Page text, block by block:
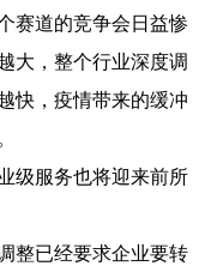
赛道的竞争会日益惨
大，整个行业深度调
快，疫情带来的缓冲
级服务也将迎来前所
整已经要求企业要转